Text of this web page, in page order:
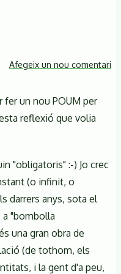
Afegeix un nou comentari
un nou POUM per
reflexió que volia
"obligatoris" :-) Jo crec
(o infinit, o
darrers anys, sota el
"bombolla
una gran obra de
(de tothom, els
i la gent d'a peu,